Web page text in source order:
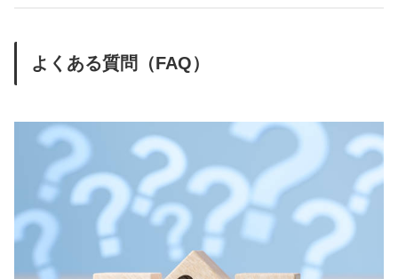
よくある質問（FAQ）